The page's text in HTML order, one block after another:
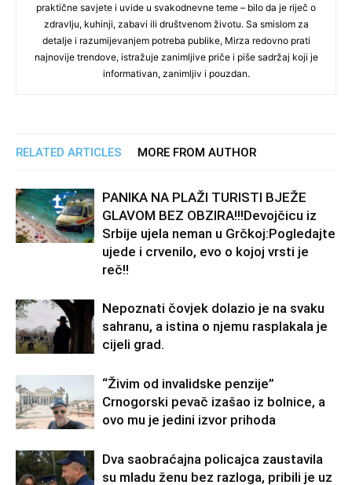
praktične savjete i uvide u svakodnevne teme – bilo da je riječ o
zdravlju, kuhinji, zabavi ili društvenom životu. Sa smislom za
detalje i razumijevanjem potreba publike, Mirza redovno prati
najnovije trendove, istražuje zanimljive priče i piše sadržaj koji je
informativan, zanimljiv i pouzdan.
RELATED ARTICLES MORE FROM AUTHOR
PANIKA NA PLAŽI TURISTI BJEŽE
GLAVOM BEZ OBZIRA!!!Devojčicu iz
Srbije ujela neman u Grčkoj:Pogledajte
ujede i crvenilo, evo o kojoj vrsti je
reč!!
Nepoznati čovjek dolazio je na svaku
sahranu, a istina o njemu rasplakala je
cijeli grad.
“Živim od invalidske penzije”
Crnogorski pevač izašao iz bolnice, a
ovo mu je jedini izvor prihoda
Dva saobraćajna policajca zaustavila
su mladu ženu bez razloga, pribili je uz